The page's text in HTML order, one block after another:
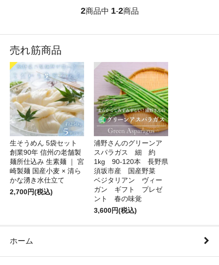
2商品中 1-2商品
売れ筋商品
生そうめん 5袋セット
創業90年 信州の老舗製
麺所仕込み 生素麺 ｜ 宮
崎製麺 国産小麦 × 清ら
かな湧き水仕立て
2,700円(税込)
浦野さんのグリーンア
スパラガス 細 約
1kg 90-120本 長野県
須坂市産 国産野菜
ベジタリアン ヴィー
ガン ギフト プレゼ
ント 春の味覚
3,600円(税込)
ホーム